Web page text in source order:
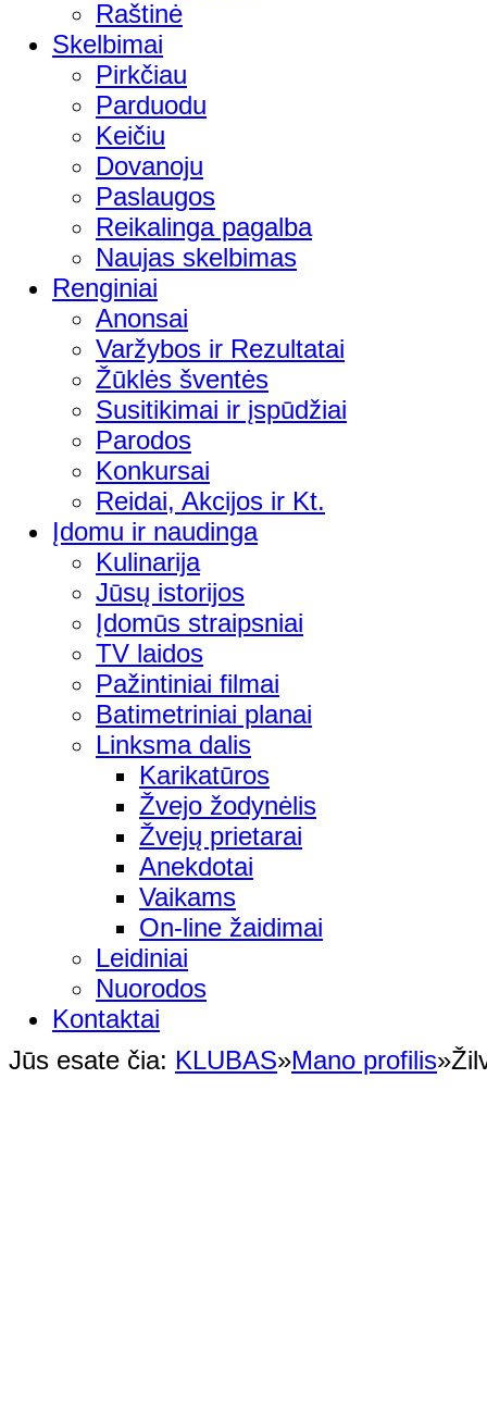
Raštinė
Skelbimai
Pirkčiau
Parduodu
Keičiu
Dovanoju
Paslaugos
Reikalinga pagalba
Naujas skelbimas
Renginiai
Anonsai
Varžybos ir Rezultatai
Žūklės šventės
Susitikimai ir įspūdžiai
Parodos
Konkursai
Reidai, Akcijos ir Kt.
Įdomu ir naudinga
Kulinarija
Jūsų istorijos
Įdomūs straipsniai
TV laidos
Pažintiniai filmai
Batimetriniai planai
Linksma dalis
Karikatūros
Žvejo žodynėlis
Žvejų prietarai
Anekdotai
Vaikams
On-line žaidimai
Leidiniai
Nuorodos
Kontaktai
Jūs esate čia: KLUBAS»Mano profilis»